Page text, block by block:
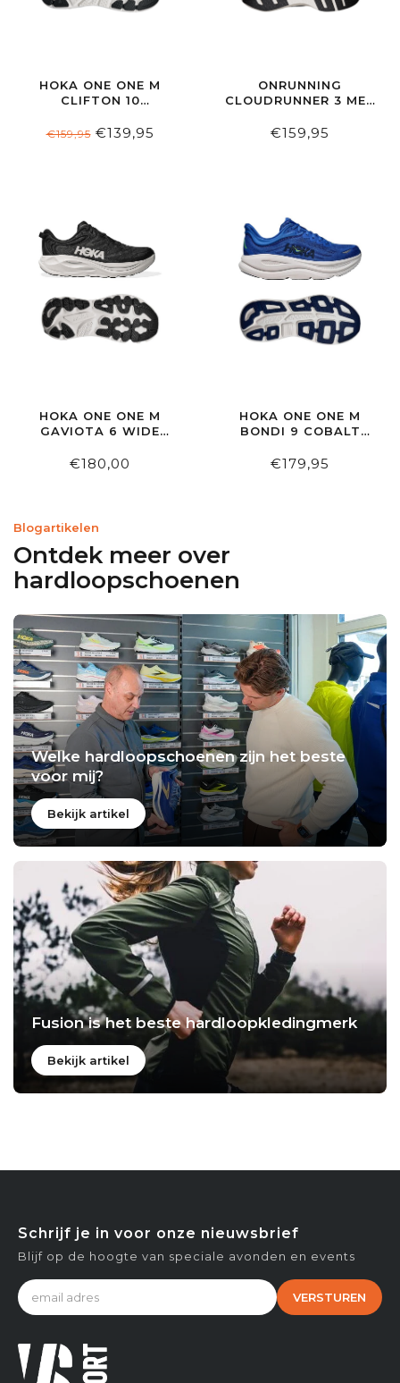
HOKA ONE ONE M
CLIFTON 10
€159,95€139,95
ONRUNNING
CLOUDRUNNER 3 MEN
€159,95
HOKA ONE ONE M
GAVIOTA 6 WIDE
€180,00
HOKA ONE ONE M
BONDI 9 COBALT
€179,95
Blogartikelen
Ontdek meer over
hardloopschoenen
Welke hardloopschoenen zijn het beste
voor mij?
Bekijk artikel
Fusion is het beste hardloopkledingmerk
Bekijk artikel
Schrijf je in voor onze nieuwsbrief
Blijf op de hoogte van speciale avonden en events
VERSTUREN